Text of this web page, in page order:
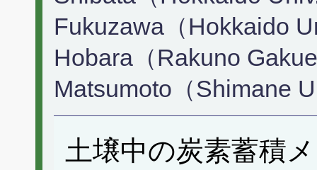
Fukuzawa（Hokkaido
Hobara（Rakuno
Matsumoto（Shimane
土壌中の炭素蓄積